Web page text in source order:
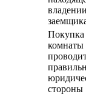
Покупка
комнаты
стороны